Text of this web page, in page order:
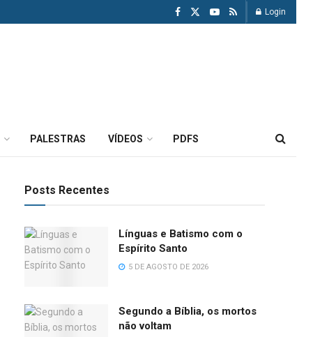
Login
PALESTRAS VÍDEOS PDFS
Posts Recentes
Línguas e Batismo com o
Espírito Santo
5 DE AGOSTO DE 2026
Segundo a Bíblia, os mortos
não voltam